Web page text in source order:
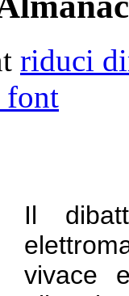
riduci
font
Il
vivace